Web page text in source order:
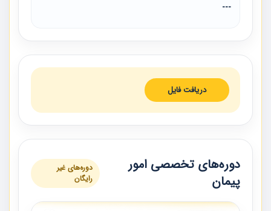
---
دریافت فایل
دوره‌های تخصصی امور
پیمان
دوره‌های غیر
رایگان